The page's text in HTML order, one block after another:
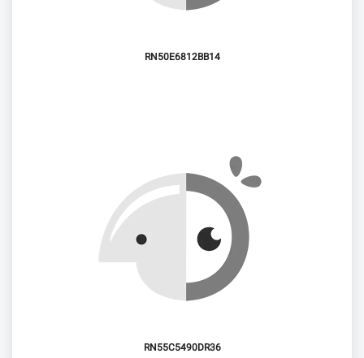
RN50E6812BB14
RN55C5490DR36